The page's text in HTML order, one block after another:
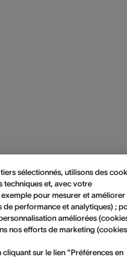
sélectionnés, utilisons des
techniques et, avec votre
pour mesurer et améliorer
performance et analytiques) ;
améliorées
nos efforts de marketing
sur le lien "Préférences en